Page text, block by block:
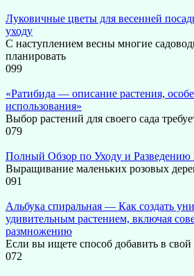
Луковичные цветы для весенней
уходу
С наступлением весны многие
планировать
099
«Ратибида — описание растения,
использования»
Выбор растений для своего сада
079
Полный Обзор по Уходу и Разведению
Выращивание маленьких розовых
091
Альбука спиральная — Как создать
удивительным растением, включая
размножению
Если вы ищете способ добавить в
072